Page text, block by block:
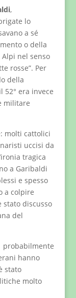
,
lo
a sé
o della
nel senso
rosse”. Per
della
52° era invece
militare
molti cattolici
uccisi da
tragica
a Garibaldi
e spesso
a colpire
stato discusso
del
probabilmente
hanno
stato
molto